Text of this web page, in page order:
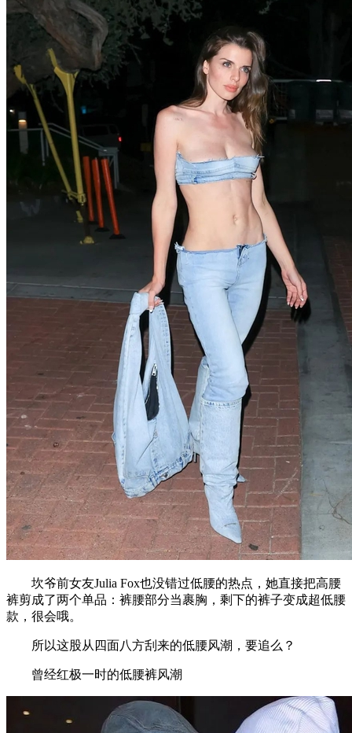
坎爷前女友Julia Fox也没错过低腰的热点，她直接把高腰
裤剪成了两个单品：裤腰部分当裹胸，剩下的裤子变成超低腰
款，很会哦。
所以这股从四面八方刮来的低腰风潮，要追么？
曾经红极一时的低腰裤风潮